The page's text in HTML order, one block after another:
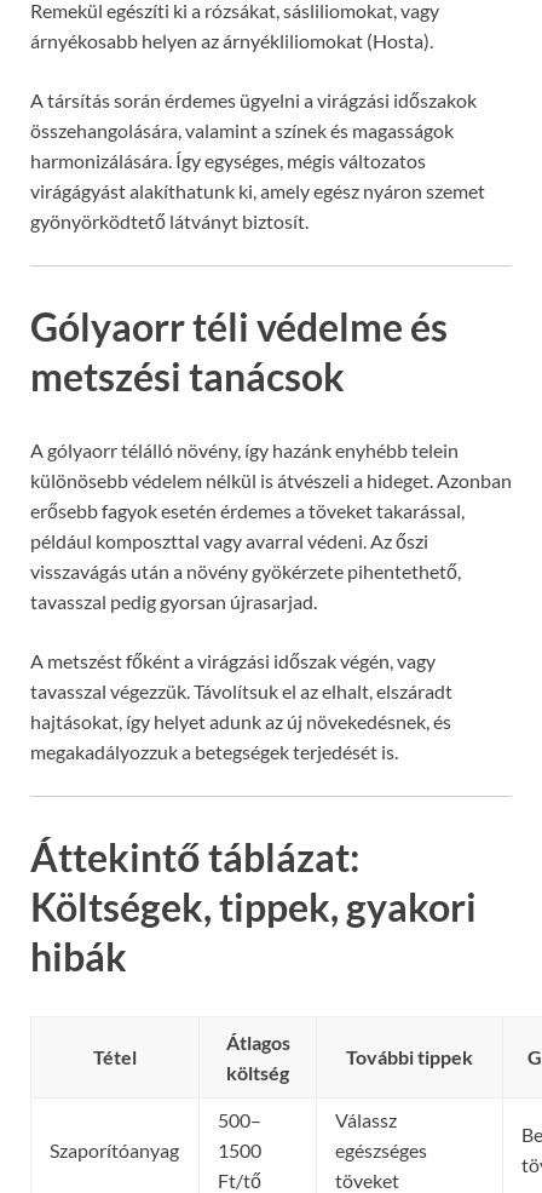
Remekül egészíti ki a rózsákat, sásliliomokat, vagy
árnyékosabb helyen az árnyékliliomokat (Hosta).
A társítás során érdemes ügyelni a virágzási időszakok
összehangolására, valamint a színek és magasságok
harmonizálására. Így egységes, mégis változatos
virágágyást alakíthatunk ki, amely egész nyáron szemet
gyönyörködtető látványt biztosít.
Gólyaorr téli védelme és
metszési tanácsok
A gólyaorr télálló növény, így hazánk enyhébb telein
különösebb védelem nélkül is átvészeli a hideget. Azonban
erősebb fagyok esetén érdemes a töveket takarással,
például komposzttal vagy avarral védeni. Az őszi
visszavágás után a növény gyökérzete pihentethető,
tavasszal pedig gyorsan újrasarjad.
A metszést főként a virágzási időszak végén, vagy
tavasszal végezzük. Távolítsuk el az elhalt, elszáradt
hajtásokat, így helyet adunk az új növekedésnek, és
megakadályozzuk a betegségek terjedését is.
Áttekintő táblázat:
Költségek, tippek, gyakori
hibák
Tétel
Átlagos
költség
További tippek
Szaporítóanyag
500–
1500
Ft/tő
Válassz
egészséges
töveket